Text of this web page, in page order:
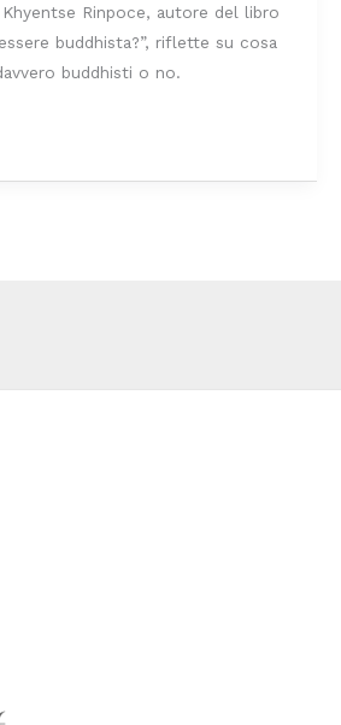
Khyentse Rinpoce, autore del libro
buddhista?”, riflette su cosa
buddhisti o no.